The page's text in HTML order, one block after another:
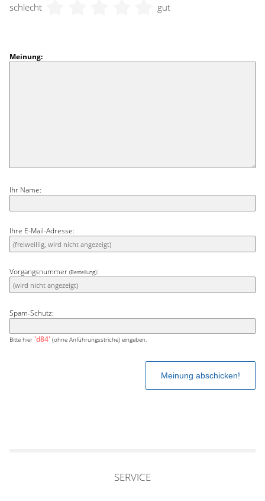
schlecht gut
Meinung:
Ihr Name:
Ihre E-Mail-Adresse:
Vorgangsnummer (Bestellung):
Spam-Schutz:
Bitte hier 'd84' (ohne Anführungsstriche) eingeben.
SERVICE